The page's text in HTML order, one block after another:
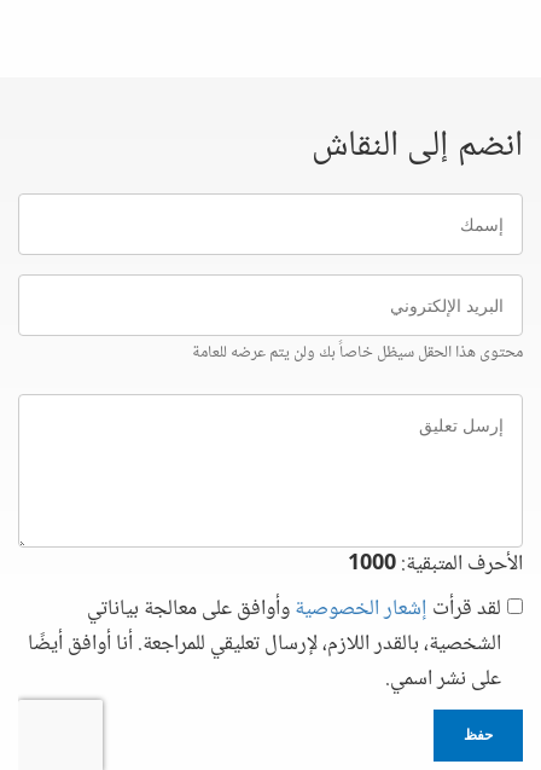
انضم إلى النقاش
إسمك
البريد
الإلكتروني
محتوى هذا الحقل سيظل خاصاً بك ولن يتم عرضه للعامة
إرسل
تعليق
الأحرف المتبقية:1000
لقد قرأت إشعار الخصوصيةوأوافق على معالجة بياناتي
الشخصية، بالقدر اللازم، لإرسال تعليقي للمراجعة. أنا أوافق أيضًا
على نشر اسمي.
حفظ